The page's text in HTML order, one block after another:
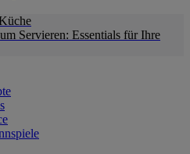
Servieren: Essentials für Ihre